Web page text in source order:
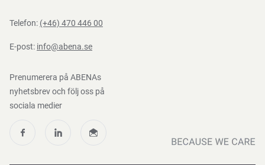
Telefon: (+46) 470 446 00
E-post: info@abena.se
Prenumerera på ABENAs
nyhetsbrev och följ oss på
sociala medier